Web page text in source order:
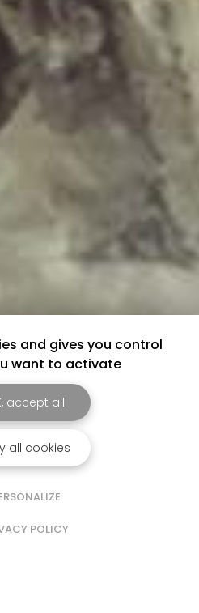
and gives you control
want to activate
accept all
all cookies
POLICY